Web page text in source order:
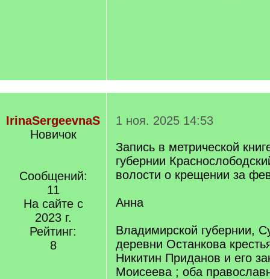
IrinaSergeevnaS
Новичок
Сообщений:
11
На сайте с
2023 г.
Рейтинг:
8
1 ноя. 2025 14:53
Запись в метрической
губернии
волости о крещении за
Анна
Владимирской губернии,
деревни Останкова
Никитин Приданов и его
Моисеева ; оба